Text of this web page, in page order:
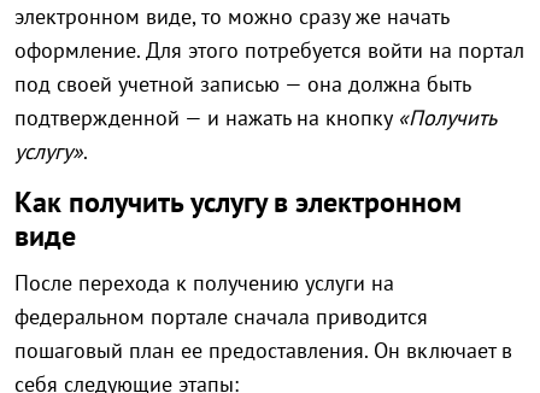
электронном виде, то можно сразу же начать
оформление. Для этого потребуется войти на портал
под своей учетной записью — она должна быть
подтвержденной — и нажать на кнопку «Получить
услугу».
Как получить услугу в электронном
виде
После перехода к получению услуги на
федеральном портале сначала приводится
пошаговый план ее предоставления. Он включает в
себя следующие этапы: